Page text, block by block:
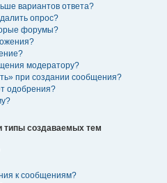
вариантов ответа?
опрос?
форумы?
модератору?
при создании сообщения?
одобрения?
типы создаваемых тем
к сообщениям?